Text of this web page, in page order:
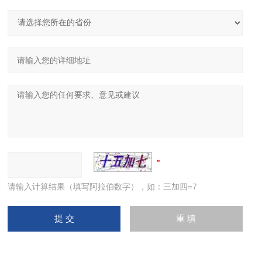
请输入计算结果（填写阿拉伯数字），如：三加四=7